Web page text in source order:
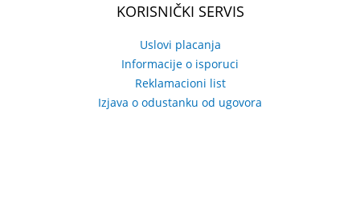
KORISNIČKI SERVIS
Uslovi placanja
Informacije o isporuci
Reklamacioni list
Izjava o odustanku od ugovora